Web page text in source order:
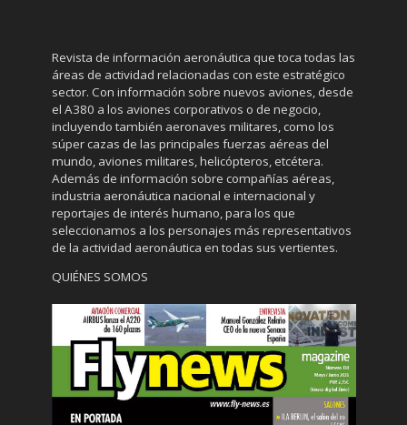
Revista de información aeronáutica que toca todas las
áreas de actividad relacionadas con este estratégico
sector. Con información sobre nuevos aviones, desde
el A380 a los aviones corporativos o de negocio,
incluyendo también aeronaves militares, como los
súper cazas de las principales fuerzas aéreas del
mundo, aviones militares, helicópteros, etcétera.
Además de información sobre compañías aéreas,
industria aeronáutica nacional e internacional y
reportajes de interés humano, para los que
seleccionamos a los personajes más representativos
de la actividad aeronáutica en todas sus vertientes.
QUIÉNES SOMOS